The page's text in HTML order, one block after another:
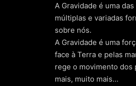
A Gravidade é uma
múltiplas e variadas
sobre nós.
A Gravidade é uma
face à Terra e pelas
rege o movimento dos
mais, muito mais…